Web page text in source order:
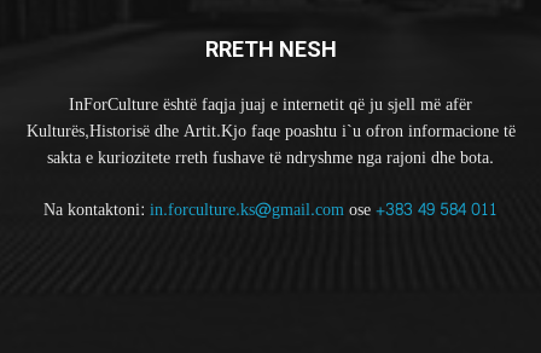
RRETH NESH
InForCulture është faqja juaj e internetit që ju sjell më afër
Kulturës,Historisë dhe Artit.Kjo faqe poashtu i`u ofron informacione të
sakta e kuriozitete rreth fushave të ndryshme nga rajoni dhe bota.
Na kontaktoni: in.forculture.ks@gmail.comose+383 49 584 011